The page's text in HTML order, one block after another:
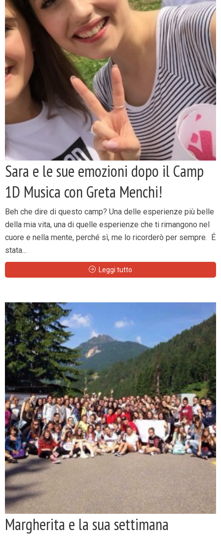
Sara e le sue emozioni dopo il Camp
1D Musica con Greta Menchi!
Beh che dire di questo camp? Una delle esperienze più belle
della mia vita, una di quelle esperienze che ti rimangono nel
cuore e nella mente, perché sì, me lo ricorderò per sempre. É
stata...
Leggi tutto
Margherita e la sua settimana